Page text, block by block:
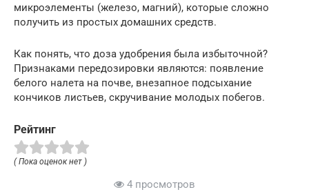
микроэлементы (железо, магний), которые сложно
получить из простых домашних средств.
Как понять, что доза удобрения была избыточной?
Признаками передозировки являются: появление
белого налета на почве, внезапное подсыхание
кончиков листьев, скручивание молодых побегов.
Рейтинг
( Пока оценок нет )
4 просмотров